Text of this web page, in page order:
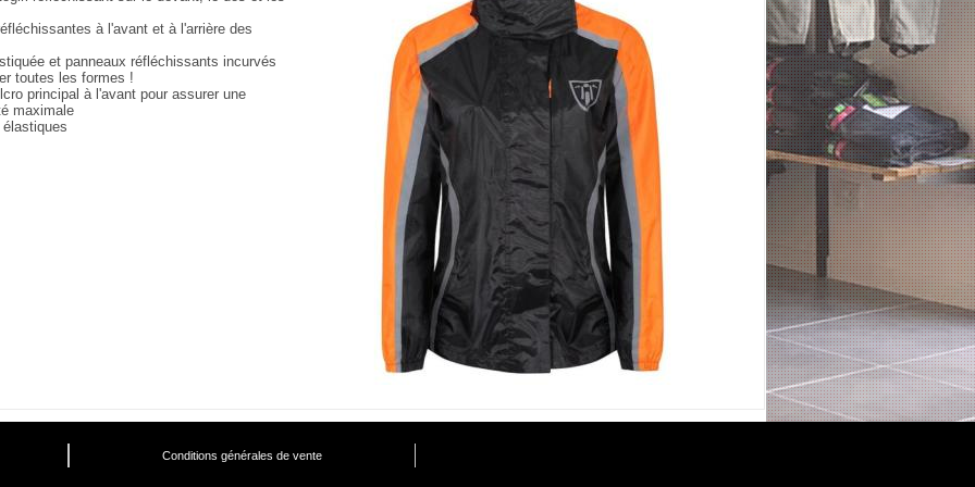
à l'avant et à l'arrière des
et panneaux réfléchissants incurvés
toutes les formes !
principal à l'avant pour assurer une
maximale
Conditions générales de vente